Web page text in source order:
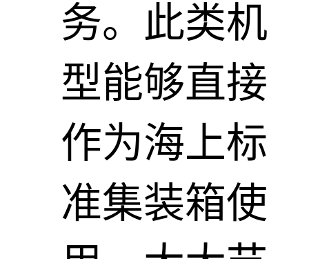
务。此类机
型能够直接
作为海上标
准集装箱使